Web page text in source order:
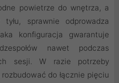
powietrze do wnętrza, a
sprawnie odprowadza
konfiguracja gwarantuje
nawet podczas
sesji. W razie potrzeby
do łącznie pięciu